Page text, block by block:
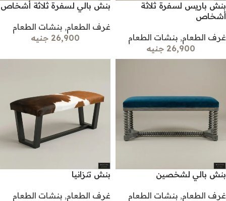
بنش باريس لسفرة ثلاثة
أشخاص
غرف الطعام, بنشات الطعام
26,900 جنيه
بنش بالي لسفرة ثلاثة أشخاص
غرف الطعام, بنشات الطعام
26,900 جنيه
بنش بالي لشخصين
غرف الطعام, بنشات الطعام
بنش تنزانيا
غرف الطعام, بنشات الطعام